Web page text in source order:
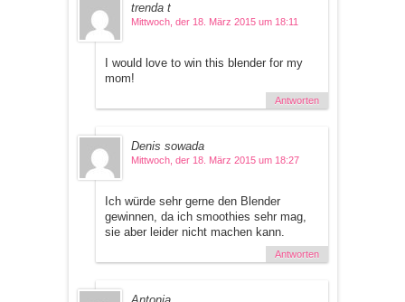
trenda t
Mittwoch, der 18. März 2015 um 18:11
I would love to win this blender for my
mom!
Antworten
Denis sowada
Mittwoch, der 18. März 2015 um 18:27
Ich würde sehr gerne den Blender
gewinnen, da ich smoothies sehr mag,
sie aber leider nicht machen kann.
Antworten